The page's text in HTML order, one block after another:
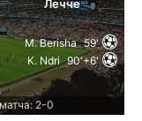
Лечче
M. Berisha 59'
K. Ndri 90'+6'
2-0